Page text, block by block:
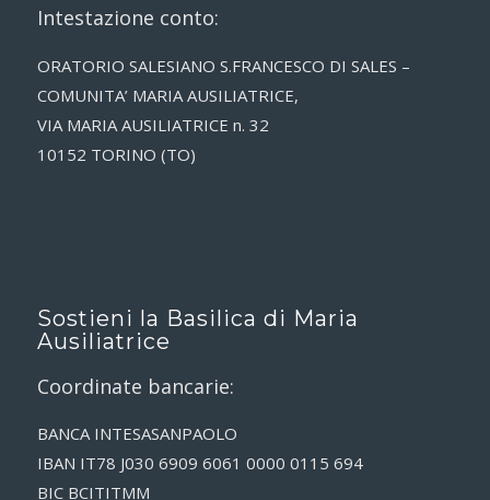
Intestazione conto:
ORATORIO SALESIANO S.FRANCESCO DI SALES –
COMUNITA’ MARIA AUSILIATRICE,
VIA MARIA AUSILIATRICE n. 32
10152 TORINO (TO)
Sostieni la Basilica di Maria
Ausiliatrice
Coordinate bancarie:
BANCA INTESASANPAOLO
IBAN IT78 J030 6909 6061 0000 0115 694
BIC BCITITMM